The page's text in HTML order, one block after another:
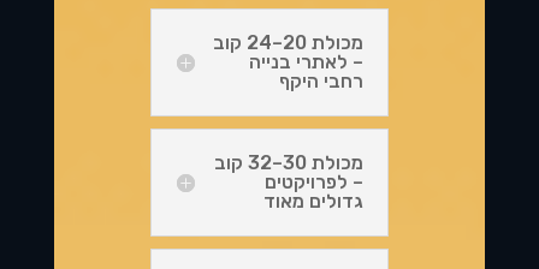
מכולת 20–24 קוב
– לאתרי בנייה
רחבי היקף
מכולת 30–32 קוב
– לפרויקטים
גדולים מאוד